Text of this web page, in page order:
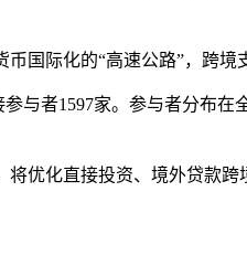
际化的“高速公路”，跨境
者1597家。参与者分布在
化直接投资、境外贷款跨